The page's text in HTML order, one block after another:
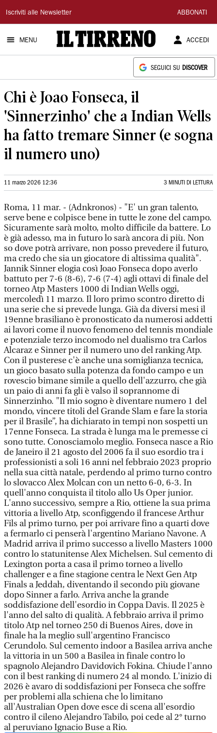
Il
Tirreno
Iscriviti alle Newsletter ABBONATI
MENU ACCEDI
SEGUICI SU DISCOVER
Chi è Joao Fonseca, il
'Sinnerzinho' che a Indian Wells
ha fatto tremare Sinner (e sogna
il numero uno)
11 marzo 2026 12:36 3 MINUTI DI LETTURA
Roma, 11 mar. - (Adnkronos) - "E' un gran talento,
serve bene e colpisce bene in tutte le zone del campo.
Sicuramente sarà molto, molto difficile da battere. Lo
è già adesso, ma in futuro lo sarà ancora di più. Non
so dove potrà arrivare, non posso prevedere il futuro,
ma credo che sia un giocatore di altissima qualità".
Jannik Sinner elogia così Joao Fonseca dopo averlo
battuto per 7-6 (8-6), 7-6 (7-4) agli ottavi di finale del
torneo Atp Masters 1000 di Indian Wells oggi,
mercoledì 11 marzo. Il loro primo scontro diretto di
una serie che si prevede lunga. Già da diversi mesi il
19enne brasiliano è pronosticato da numerosi addetti
ai lavori come il nuovo fenomeno del tennis mondiale
e potenziale terzo incomodo nel dualismo tra Carlos
Alcaraz e Sinner per il numero uno del ranking Atp.
Con il pusterese c'è anche una somiglianza tecnica,
un gioco basato sulla potenza da fondo campo e un
rovescio bimane simile a quello dell'azzurro, che già
un paio di anni fa gli è valso il soprannome di
Sinnerzinho. "Il mio sogno è diventare numero 1 del
mondo, vincere titoli del Grande Slam e fare la storia
per il Brasile”, ha dichiarato in tempi non sospetti un
17enne Fonseca. La strada è lunga ma le premesse ci
sono tutte. Conosciamolo meglio. Fonseca nasce a Rio
de Janeiro il 21 agosto del 2006 fa il suo esordio tra i
professionisti a soli 16 anni nel febbraio 2023 proprio
nella sua città natale, perdendo al primo turno contro
lo slovacco Alex Molcan con un netto 6-0, 6-3. In
quell'anno conquista il titolo allo Us Oper junior.
L'anno successivo, sempre a Rio, ottiene la sua prima
vittoria a livello Atp, sconfiggendo il francese Arthur
Fils al primo turno, per poi arrivare fino a quarti dove
a fermarlo ci penserà l'argentino Mariano Navone. A
Madrid arriva il primo successo a livello Masters 1000
contro lo statunitense Alex Michelsen. Sul cemento di
Lexington porta a casa il primo torneo a livello
challenger e a fine stagione centra le Next Gen Atp
Finals a Jeddah, diventando il secondo più giovane
dopo Sinner a farlo. Arriva anche la grande
soddisfazione dell'esordio in Coppa Davis. Il 2025 è
l'anno del salto di qualità. A febbraio arriva il primo
titolo Atp nel torneo 250 di Buenos Aires, dove in
finale ha la meglio sull'argentino Francisco
Cerundolo. Sul cemento indoor a Basilea arriva anche
la vittoria in un 500 a Basilea in finale contro lo
spagnolo Alejandro Davidovich Fokina. Chiude l'anno
con il best ranking di numero 24 al mondo. L'inizio di
2026 è avaro di soddisfazioni per Fonseca che soffre
per problemi alla schiena che lo limitano
all'Australian Open dove esce di scena all'esordio
contro il cileno Alejandro Tabilo, poi cede al 2° turno
al peruviano Ignacio Buse a Rio.